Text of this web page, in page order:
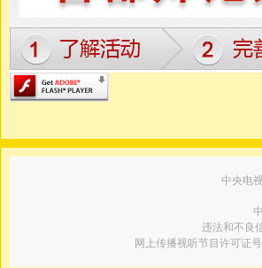
中央电
违法和不良
网上传播视听节目许可证号